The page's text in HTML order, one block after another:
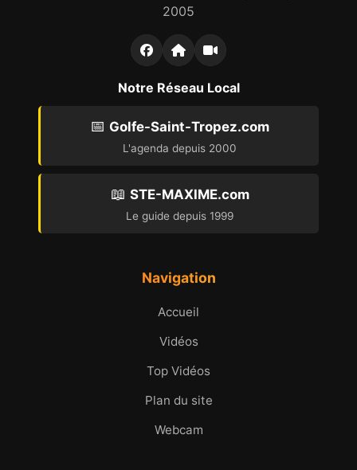
2005
Notre Réseau Local
📅 Golfe-Saint-Tropez.com
L'agenda depuis 2000
📖 STE-MAXIME.com
Le guide depuis 1999
Navigation
Accueil
Vidéos
Top Vidéos
Plan du site
Webcam